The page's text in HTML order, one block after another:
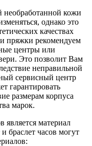
необработанной кожи
однако это
качествах
пряжки рекомендуем
центры или
Это позволит Вам
неправильной
сервисный центр
гарантировать
размерам корпуса
марок.
является материал
браслет часов могут